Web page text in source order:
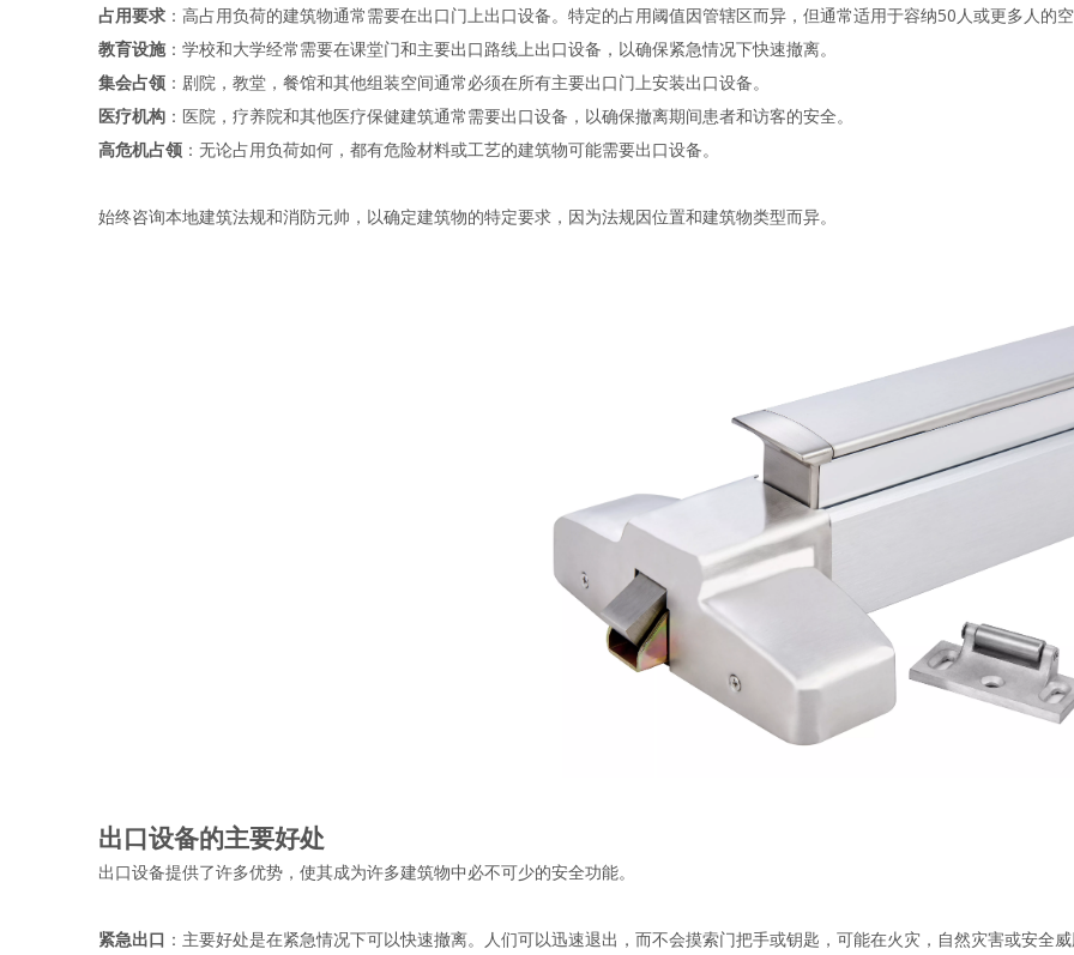
占用要求 ：高占用负荷的建筑物通常需要在出口门上出口设备。特定的占用阈值因管辖区而异，但通常适用于容纳50人或更多人的
教育设施：学校和大学经常需要在课堂门和主要出口路线上出口设备，以确保紧急情况下快速撤离。
集会占领 ：剧院，教堂，餐馆和其他组装空间通常必须在所有主要出口门上安装出口设备。
医疗机构 ：医院，疗养院和其他医疗保健建筑通常需要出口设备，以确保撤离期间患者和访客的安全。
高危机占领 ：无论占用负荷如何，都有危险材料或工艺的建筑物可能需要出口设备。
始终咨询本地建筑法规和消防元帅，以确定建筑物的特定要求，因为法规因位置和建筑物类型而异。
出口设备的主要好处
出口设备提供了许多优势，使其成为许多建筑物中必不可少的安全功能。
紧急出口 ：主要好处是在紧急情况下可以快速撤离。人们可以迅速退出，而不会摸索门把手或钥匙，可能在火灾，自然灾害或安全